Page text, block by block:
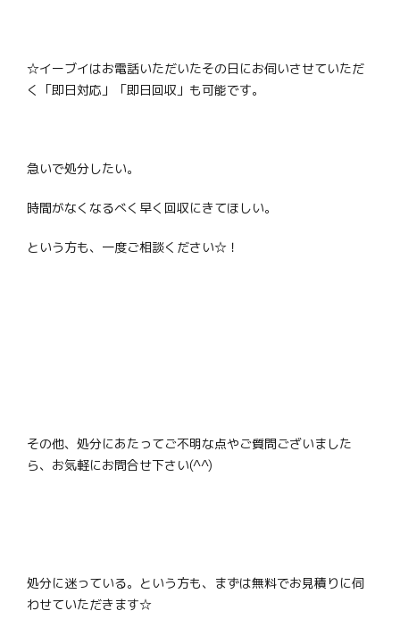
☆イーブイはお電話いただいたその日にお伺いさせていただ
く「即日対応」「即日回収」も可能です。
急いで処分したい。
時間がなくなるべく早く回収にきてほしい。
という方も、一度ご相談ください☆！
その他、処分にあたってご不明な点やご質問ございました
ら、お気軽にお問合せ下さい(^^)
処分に迷っている。という方も、まずは無料でお見積りに伺
わせていただきます☆